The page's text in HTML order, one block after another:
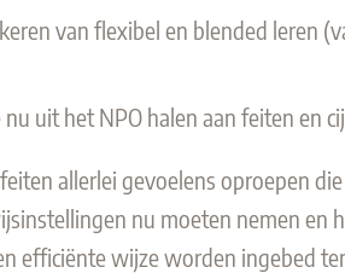
van flexibel en blended leren
uit het NPO halen aan feiten en
allerlei gevoelens oproepen
nu moeten nemen en
efficiënte wijze worden ingebed